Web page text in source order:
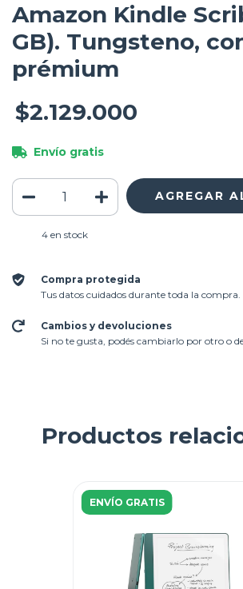
Amazon Kindle
GB). Tungsteno,
prémium
$2.129.000
Envío gratis
4 en stock
Compra protegida
Tus datos cuidados durante toda la compra.
Cambios y devoluciones
Si no te gusta, podés cambiarlo por otro o
Productos
ENVÍO GRATIS